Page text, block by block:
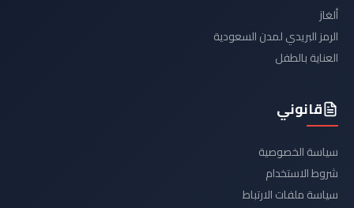
ألغاز
الرمز البريدي لمدن السعودية
العناية بالطفل
قانوني
سياسة الخصوصية
شروط الاستخدام
سياسة ملفات الارتباط